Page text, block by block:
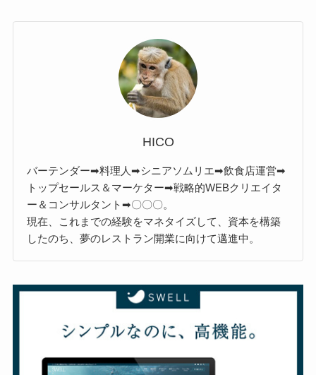
HICO
バーテンダー➡料理人➡シニアソムリエ➡飲食店運営➡
トップセールス＆マーケター➡戦略的WEBクリエイタ
ー＆コンサルタント➡〇〇〇。
現在、これまでの経験をマネタイズして、資本を構築
したのち、夢のレストラン開業に向けて邁進中。